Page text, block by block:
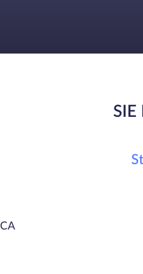
SIE